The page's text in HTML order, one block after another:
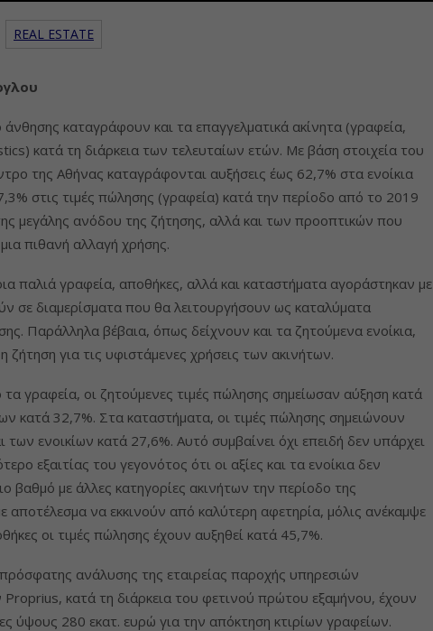
REAL ESTATE
άνθησης καταγράφουν και τα επαγγελματικά ακίνητα (γραφεία,
κατά τη διάρκεια των τελευταίων ετών. Με βάση στοιχεία του
της Αθήνας καταγράφονται αυξήσεις έως 62,7% στα ενοίκια
στις τιμές πώλησης (γραφεία) κατά την περίοδο από το 2019
μεγάλης ανόδου της ζήτησης, αλλά και των προοπτικών που
πιθανή αλλαγή χρήσης.
παλιά γραφεία, αποθήκες, αλλά και καταστήματα αγοράστηκαν με
σε διαμερίσματα που θα λειτουργήσουν ως καταλύματα
Παράλληλα βέβαια, όπως δείχνουν και τα ζητούμενα ενοίκια,
ζήτηση για τις υφιστάμενες χρήσεις των ακινήτων.
γραφεία, οι ζητούμενες τιμές πώλησης σημείωσαν αύξηση κατά
κατά 32,7%. Στα καταστήματα, οι τιμές πώλησης σημειώνουν
ενοικίων κατά 27,6%. Αυτό συμβαίνει όχι επειδή δεν υπάρχει
εξαιτίας του γεγονότος ότι οι αξίες και τα ενοίκια δεν
βαθμό με άλλες κατηγορίες ακινήτων την περίοδο της
αποτέλεσμα να εκκινούν από καλύτερη αφετηρία, μόλις ανέκαμψε
οι τιμές πώλησης έχουν αυξηθεί κατά 45,7%.
ανάλυσης της εταιρείας παροχής υπηρεσιών
κατά τη διάρκεια του φετινού πρώτου εξαμήνου, έχουν
ύψους 280 εκατ. ευρώ για την απόκτηση κτιρίων γραφείων.